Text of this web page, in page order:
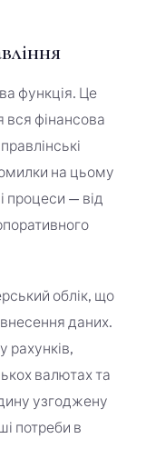
функція. Це
вся фінансова
на цьому
процеси — від
облік, що
даних.
рахунків,
валютах та
узгоджену
потреби в